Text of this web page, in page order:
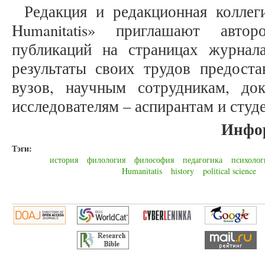
Редакция и редакционная
Humanitatis» приглашают
публикаций на страницах
результаты своих трудов
вузов, научным сотрудникам,
исследователям – аспирантам и
Тэги:
история филология философия педагогика
Humanitatis
history political science